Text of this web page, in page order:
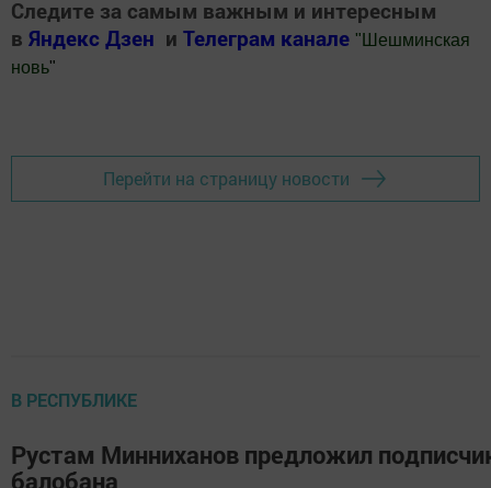
Следите за самым важным и интересным
в Яндекс Дзен и Телеграм канале " Шешминская
новь"
Перейти на страницу новости
В РЕСПУБЛИКЕ
Рустам Минниханов предложил
балобана